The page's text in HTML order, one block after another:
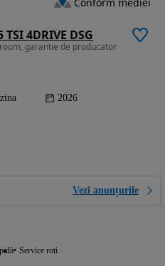
4DRIVE DSG
garantie de producator
2026
Vezi anunțurile
Service roti